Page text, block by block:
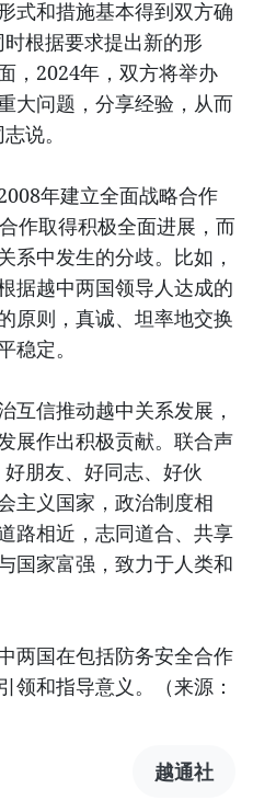
式和措施基本得到双方确
根据要求提出新的形
，2024年，双方将举办
大问题，分享经验，从而
说。
年建立全面战略合作
作取得积极全面进展，而
系中发生的分歧。比如，
据越中两国领导人达成的
原则，真诚、坦率地交换
稳定。
互信推动越中关系发展，
展作出积极贡献。联合声
朋友、好同志、好伙
主义国家，政治制度相
路相近，志同道合、共享
国家富强，致力于人类和
两国在包括防务安全合作
领和指导意义。（来源：
越通社